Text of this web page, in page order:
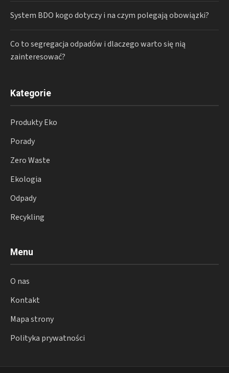
System BDO kogo dotyczy i na czym polegają obowiązki?
Co to segregacja odpadów i dlaczego warto się nią
zainteresować?
Kategorie
Produkty Eko
Porady
Zero Waste
Ekologia
Odpady
Recykling
Menu
O nas
Kontakt
Mapa strony
Polityka prywatności